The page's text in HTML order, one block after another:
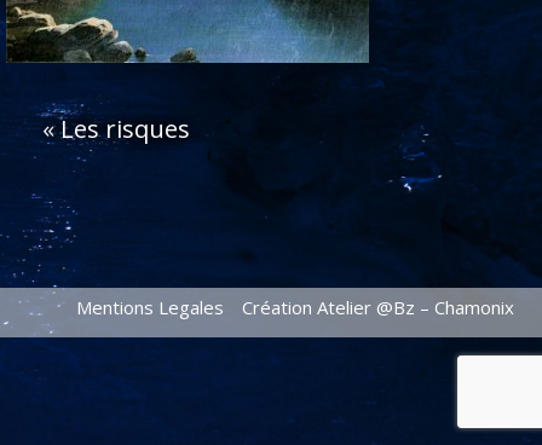
«Les risques
Mentions Legales Création Atelier @Bz – Chamonix